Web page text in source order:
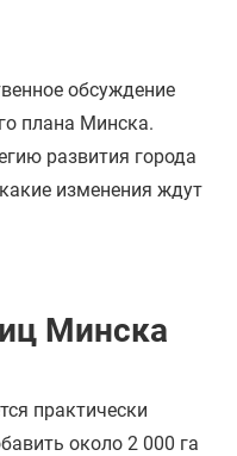
обсуждение
плана Минска.
развития города
изменения ждут
Минска
практически
около 2 000 га